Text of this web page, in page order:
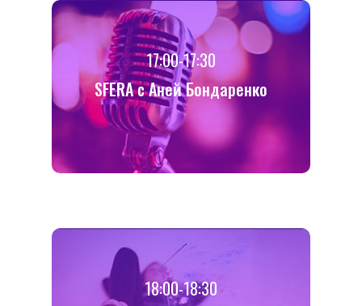
17:00-17:30
SFERA с Аней Бондаренко
18:00-18:30